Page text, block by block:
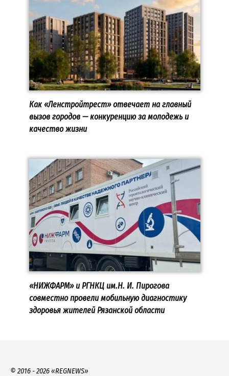
Как «Ленстройтрест» отвечает на главный
вызов городов — конкуренцию за молодежь и
качество жизни
«НИЖФАРМ» и РГНКЦ им.Н. И. Пирогова
совместно провели мобильную диагностику
здоровья жителей Рязанской области
© 2016 - 2026 «REGNEWS»